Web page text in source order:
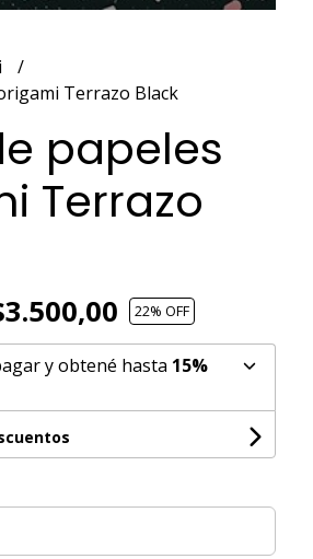
Terrazo Black
papeles
Terrazo
22% OFF
y obtené hasta 15%